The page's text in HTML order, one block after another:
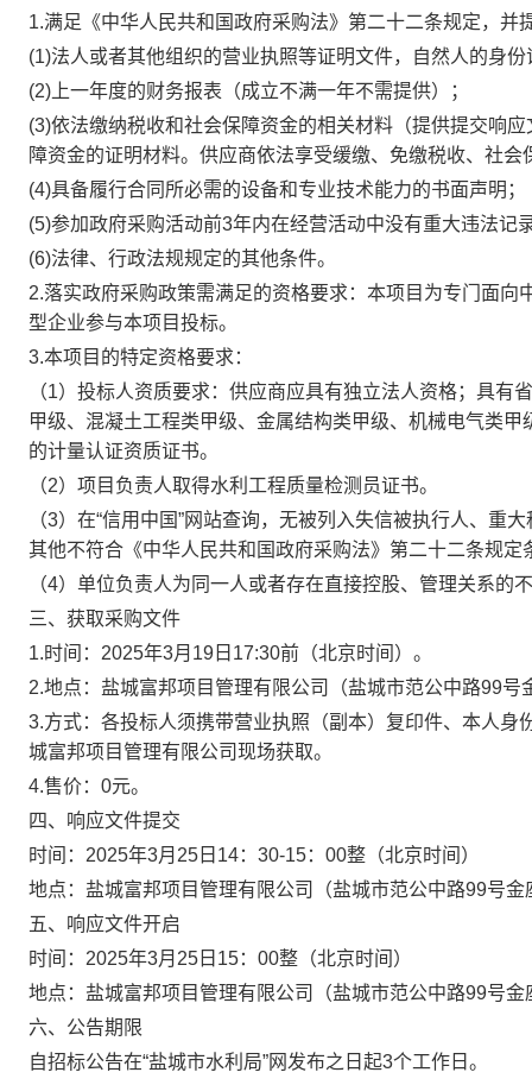
1.满足《中华人民共和国政府采购法》第二十二条规定，并
(1)法人或者其他组织的营业执照等证明文件，自然人的身份
(2)上一年度的财务报表（成立不满一年不需提供）；
(3)依法缴纳税收和社会保障资金的相关材料（提供提交响
障资金的证明材料。供应商依法享受缓缴、免缴税收、社
(4)具备履行合同所必需的设备和专业技术能力的书面声明；
(5)参加政府采购活动前3年内在经营活动中没有重大违法记
(6)法律、行政法规规定的其他条件。
2.落实政府采购政策需满足的资格要求：本项目为专门面
型企业参与本项目投标。
3.本项目的特定资格要求：
（1）投标人资质要求：供应商应具有独立法人资格；具
甲级、混凝土工程类甲级、金属结构类甲级、机械电气类
的计量认证资质证书。
（2）项目负责人取得水利工程质量检测员证书。
（3）在“信用中国”网站查询，无被列入失信被执行人、重
其他不符合《中华人民共和国政府采购法》第二十二条规
（4）单位负责人为同一人或者存在直接控股、管理关系
三、获取采购文件
1.时间：2025年3月19日17:30前（北京时间）。
2.地点：盐城富邦项目管理有限公司（盐城市范公中路99号
3.方式：各投标人须携带营业执照（副本）复印件、本人
城富邦项目管理有限公司现场获取。
4.售价：0元。
四、响应文件提交
时间：2025年3月25日14：30-15：00整（北京时间）
地点：盐城富邦项目管理有限公司（盐城市范公中路99号金
五、响应文件开启
时间：2025年3月25日15：00整（北京时间）
地点：盐城富邦项目管理有限公司（盐城市范公中路99号金
六、公告期限
自招标公告在“盐城市水利局”网发布之日起3个工作日。